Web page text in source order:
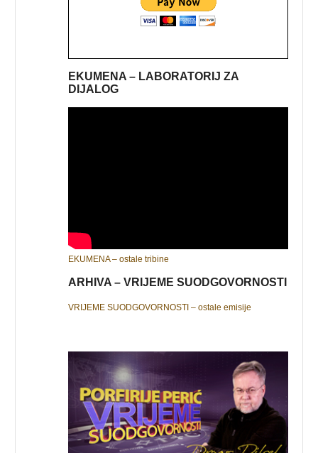
EKUMENA – LABORATORIJ ZA
DIJALOG
EKUMENA – ostale tribine
ARHIVA – VRIJEME SUODGOVORNOSTI
VRIJEME SUODGOVORNOSTI – ostale emisije